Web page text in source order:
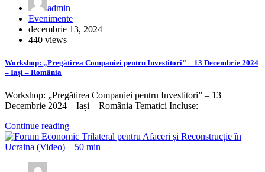
admin
Evenimente
decembrie 13, 2024
440 views
Workshop: „Pregătirea Companiei pentru Investitori” – 13 Decembrie 2024
– Iași – România
Workshop: „Pregătirea Companiei pentru Investitori” – 13
Decembrie 2024 – Iași – România Tematici Incluse:
Continue reading